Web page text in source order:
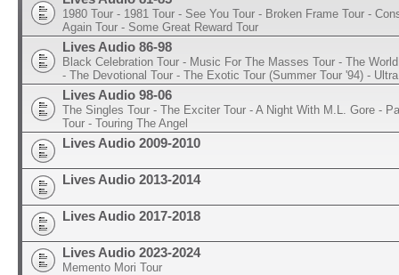
1980 Tour - 1981 Tour - See You Tour - Broken Frame Tour -
Again Tour - Some Great Reward Tour
Lives Audio 86-98
Black Celebration Tour - Music For The Masses Tour - The
- The Devotional Tour - The Exotic Tour (Summer Tour '94) -
Lives Audio 98-06
The Singles Tour - The Exciter Tour - A Night With M.L. Gore -
Tour - Touring The Angel
Lives Audio 2009-2010
Lives Audio 2013-2014
Lives Audio 2017-2018
Lives Audio 2023-2024
Memento Mori Tour